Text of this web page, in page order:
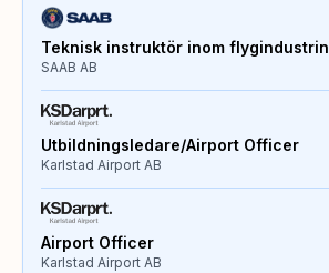
Teknisk instruktör inom flygindustrin
SAAB AB
Utbildningsledare/Airport Officer
Karlstad Airport AB
Airport Officer
Karlstad Airport AB